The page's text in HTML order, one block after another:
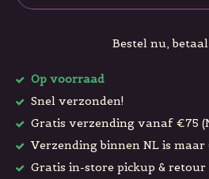
Bestel nu,
Op voorraad
Snel verzonden!
Gratis verzending vanaf €75
Verzending binnen NL is maar
Gratis in-store pickup & retour